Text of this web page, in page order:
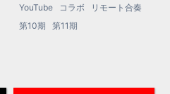
YouTube
コラボ
リモート合奏
第10期
第11期